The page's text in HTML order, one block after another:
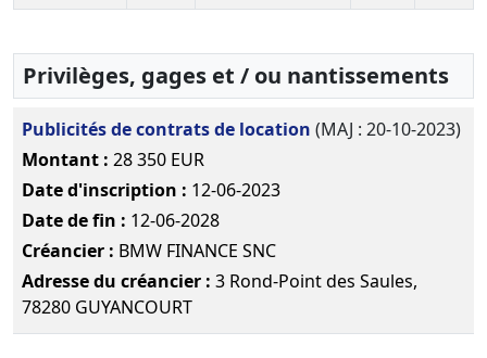
particulier
02-
mis à jour,
07-
procès-
Privilèges, gages et / ou nantissements
Publicités de contrats de location (MAJ : 20-10-2023)
Montant : 28 350 EUR
Date d'inscription : 12-06-2023
Date de fin : 12-06-2028
Créancier : BMW FINANCE SNC
Adresse du créancier : 3 Rond-Point des Saules,
78280 GUYANCOURT